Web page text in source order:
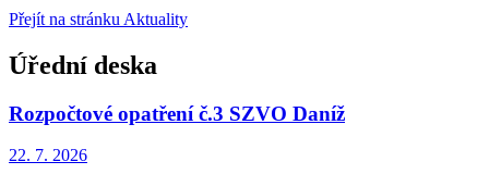
Přejít na stránku Aktuality
Úřední deska
Rozpočtové opatření č.3 SZVO Daníž
22. 7. 2026